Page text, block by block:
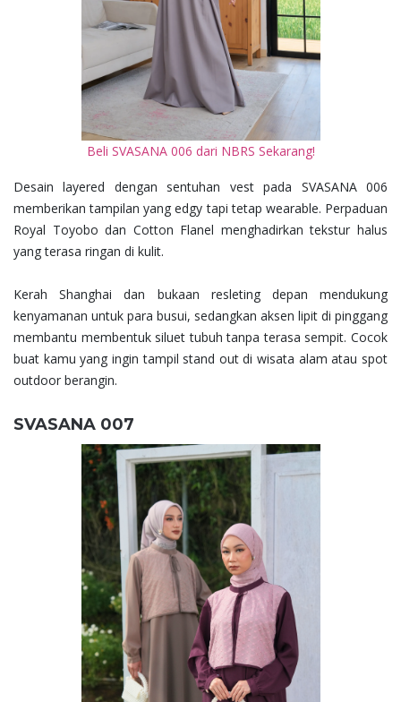
Beli SVASANA 006 dari NBRS Sekarang!
Desain layered dengan sentuhan vest pada SVASANA 006
memberikan tampilan yang edgy tapi tetap wearable. Perpaduan
Royal Toyobo dan Cotton Flanel menghadirkan tekstur halus
yang terasa ringan di kulit.
Kerah Shanghai dan bukaan resleting depan mendukung
kenyamanan untuk para busui, sedangkan aksen lipit di pinggang
membantu membentuk siluet tubuh tanpa terasa sempit. Cocok
buat kamu yang ingin tampil stand out di wisata alam atau spot
outdoor berangin.
SVASANA 007